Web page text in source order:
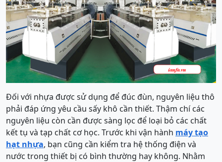
Đối với nhựa được sử dụng để đúc đùn, nguyên liệu thô
phải đáp ứng yêu cầu sấy khô cần thiết. Thậm chí các
nguyên liệu còn cần được sàng lọc để loại bỏ các chất
kết tụ và tạp chất cơ học. Trước khi vận hành máy tạo
hạt nhựa, bạn cũng cần kiểm tra hệ thống điện và
nước trong thiết bị có bình thường hay không. Nhằm